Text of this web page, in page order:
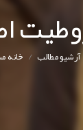
مطالب/ خانه